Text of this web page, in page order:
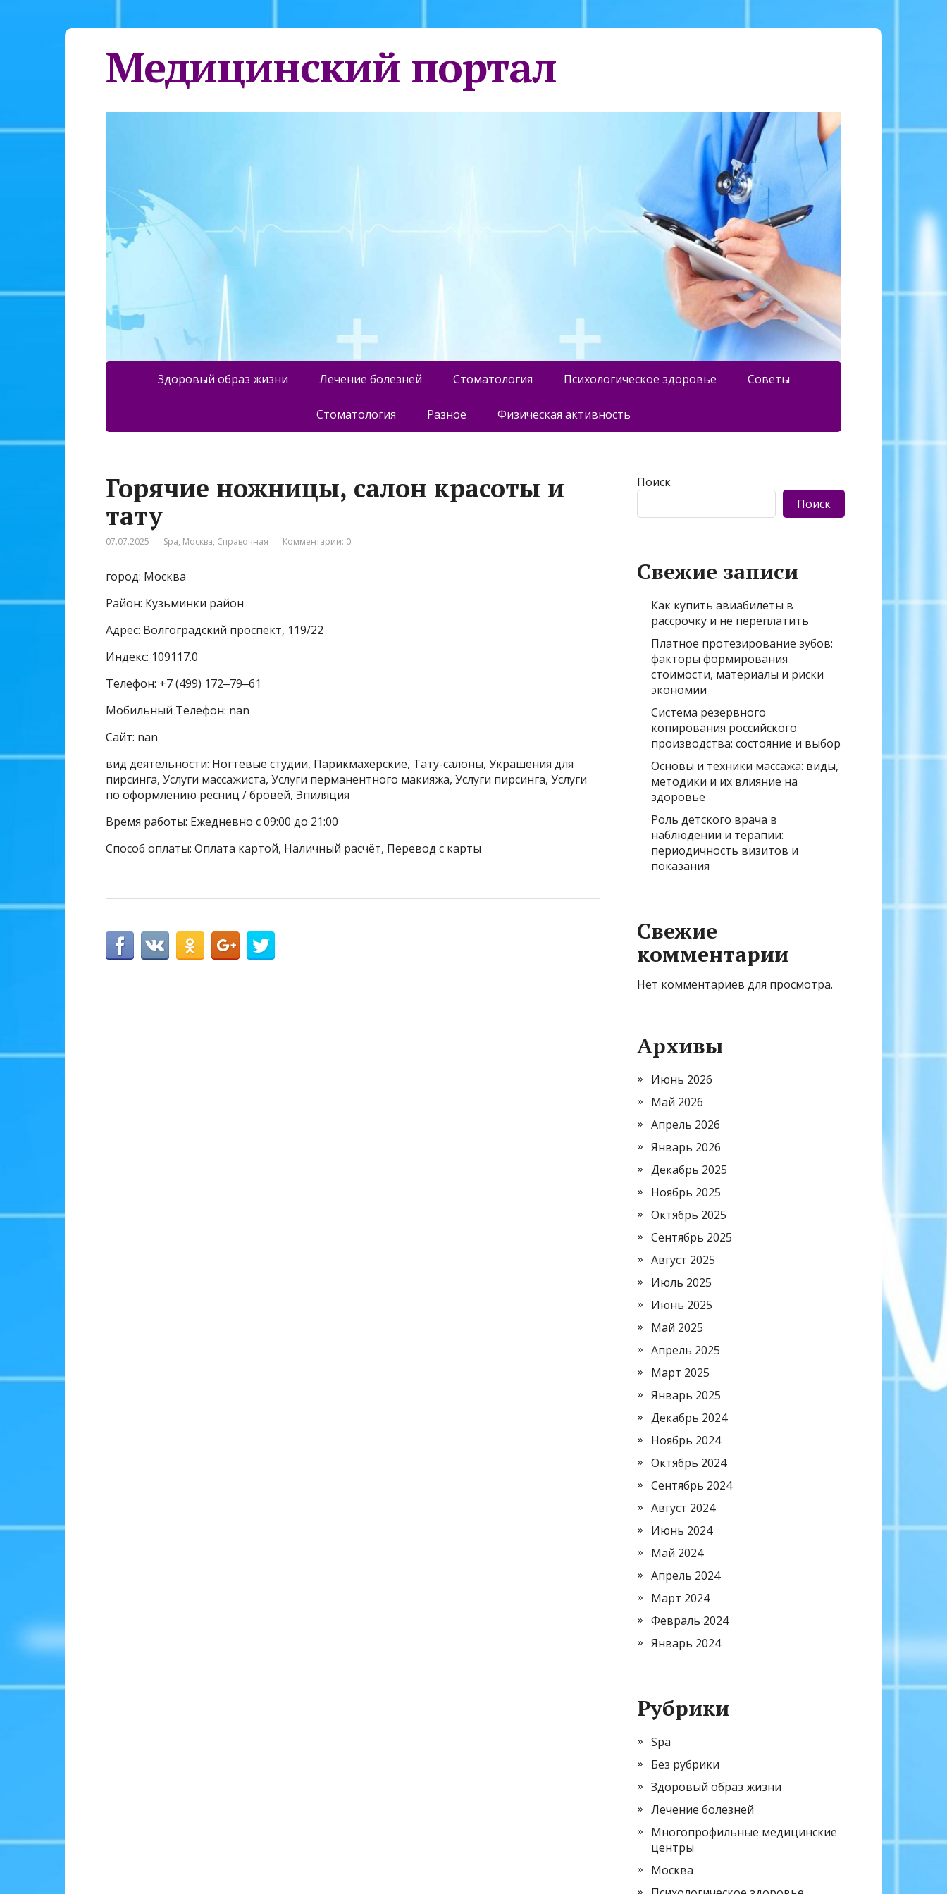
Медицинский портал
Здоровый образ жизни Лечение болезней Стоматология Психологическое здоровье Советы
Стоматология Разное Физическая активность
Горячие ножницы, салон красоты и
тату
07.07.2025 Spa, Москва, Справочная Комментарии: 0
город: Москва
Район: Кузьминки район
Адрес: Волгоградский проспект, 119/22
Индекс: 109117.0
Телефон: +7 (499) 172‒79‒61
Мобильный Телефон: nan
Сайт: nan
вид деятельности: Ногтевые студии, Парикмахерские, Тату-салоны, Украшения для
пирсинга, Услуги массажиста, Услуги перманентного макияжа, Услуги пирсинга, Услуги
по оформлению ресниц / бровей, Эпиляция
Время работы: Ежедневно с 09:00 до 21:00
Способ оплаты: Оплата картой, Наличный расчёт, Перевод с карты
Поиск
Поиск
Свежие записи
Как купить авиабилеты в
рассрочку и не переплатить
Платное протезирование зубов:
факторы формирования
стоимости, материалы и риски
экономии
Система резервного
копирования российского
производства: состояние и выбор
Основы и техники массажа: виды,
методики и их влияние на
здоровье
Роль детского врача в
наблюдении и терапии:
периодичность визитов и
показания
Свежие
комментарии
Нет комментариев для просмотра.
Архивы
Июнь 2026
Май 2026
Апрель 2026
Январь 2026
Декабрь 2025
Ноябрь 2025
Октябрь 2025
Сентябрь 2025
Август 2025
Июль 2025
Июнь 2025
Май 2025
Апрель 2025
Март 2025
Январь 2025
Декабрь 2024
Ноябрь 2024
Октябрь 2024
Сентябрь 2024
Август 2024
Июнь 2024
Май 2024
Апрель 2024
Март 2024
Февраль 2024
Январь 2024
Рубрики
Spa
Без рубрики
Здоровый образ жизни
Лечение болезней
Многопрофильные медицинские
центры
Москва